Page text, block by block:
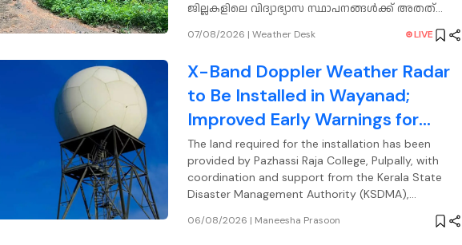
ജില്ലകളിലെ വിദ്യാഭ്യാസ സ്ഥാപനങ്ങൾക്ക് അതത്
07/08/2026 | Weather Desk LIVE
X-Band Doppler Weather Radar
to Be Installed in Wayanad;
Improved Early Warnings for
Heavy Rain and Cloudburst-Like
Events
The land required for the installation has been
provided by Pazhassi Raja College, Pulpally, with
coordination and support from the Kerala State
Disaster Management Authority (KSDMA),
06/08/2026 | Maneesha Prasoon